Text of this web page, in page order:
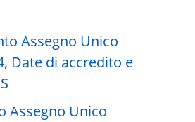
Assegno Unico